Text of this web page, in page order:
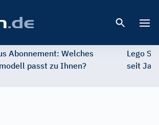
Abonnement: Welches
passt zu Ihnen?
Lego
seit